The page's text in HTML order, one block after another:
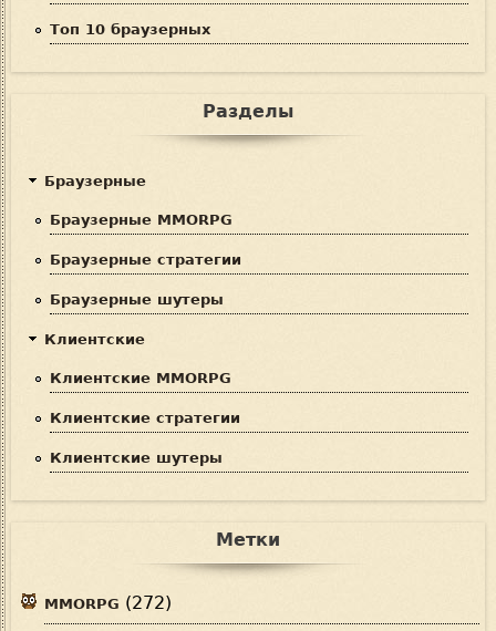
Топ 10 браузерных
Разделы
Браузерные
Браузерные MMORPG
Браузерные стратегии
Браузерные шутеры
Клиентские
Клиентские MMORPG
Клиентские стратегии
Клиентские шутеры
Метки
MMORPG (272)